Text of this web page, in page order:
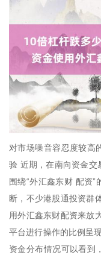
对市场噪音容忍度较高
验 近期，在南向资金交
围绕“外汇鑫东财 配资
断，不少港股通投资群
用外汇鑫东财配资来放
平台进行操作的比例呈
资金分布情况可以看到